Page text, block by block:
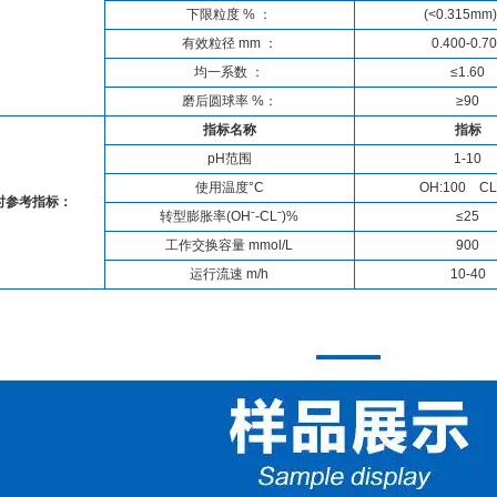
下限粒度 % ： (<0.315mm
有效粒径mm ：
0.400-
均一系数 ：
≤1.60
磨后圆球率%： ≥90
参考指标：
指标名称
指标
pH范围
1-10
使用温度°C
OH:100
转型膨胀率(OHˉ-CLˉ)%
≤25
工作交换容量 mmol/L
900
运行流速 m/h 10-40